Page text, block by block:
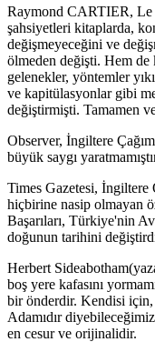
Raymond CARTIER, Le
şahsiyetleri kitaplarda,
değişmeyeceğini ve
ölmeden değişti. Hem de
gelenekler, yöntemler
ve kapitülasyonlar gibi
değiştirmişti. Tamamen
Observer, İngiltere
büyük saygı
Times Gazetesi,
hiçbirine nasip olmayan
Başarıları, Türkiye'nin
doğunun tarihini
Herbert
boş yere kafasını
bir önderdir. Kendisi
Adamıdır
en cesur ve orijinalidir.